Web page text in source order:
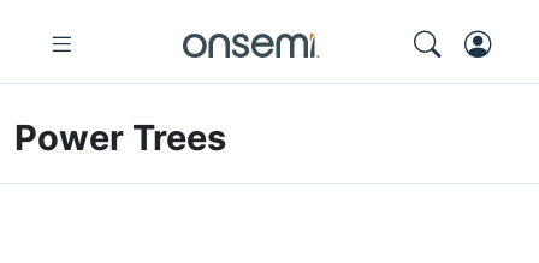
Power Trees